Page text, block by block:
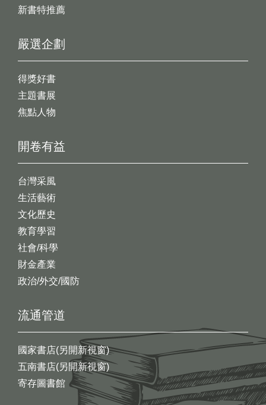
新書特推薦
開卷有益
台灣采風
生活藝術
文化歷史
教育學習
社會/科學
財金產業
政治/外交/國防
嚴選企劃
得獎好書
主題書展
焦點人物
流通管道
國家書店(另開新視窗)
五南書店(另開新視窗)
寄存圖書館